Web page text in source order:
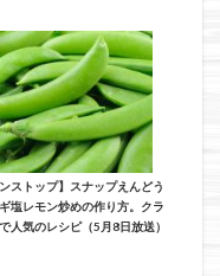
ンストップ】スナップえんどう
塩レモン炒めの作り方。クラ
人気のレシピ（5月8日放送）